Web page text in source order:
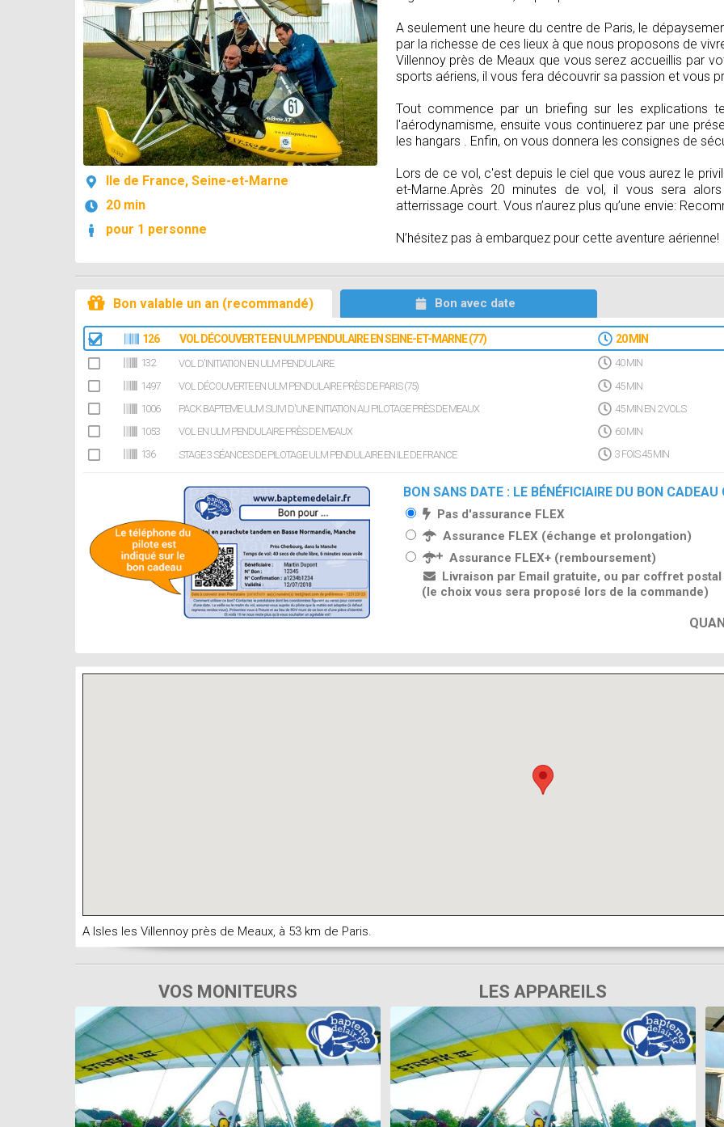
Ile de France, Seine-et-Marne
20 min
pour 1 personne
A seulement une heure du centre de Paris, le
par la richesse de ces lieux à que nous proposons de
Villennoy près de Meaux que vous serez accueillis par
sports aériens, il vous fera découvrir sa passion et vous
Tout commence par un briefing sur les explications
l'aérodynamisme, ensuite vous continuerez par une
les hangars . Enfin, on vous donnera les consignes de
Lors de ce vol, c'est depuis le ciel que vous aurez le
et-Marne.Après 20 minutes de vol, il vous sera
atterrissage court. Vous n’aurez plus qu’une envie:
N’hésitez pas à embarquez pour cette aventure aérienne!
Bon valable un an (recommandé) Bon avec date
126 VOL DÉCOUVERTE EN ULM PENDULAIRE EN SEINE-ET-MARNE (77) 20 MIN
132 VOL D'INITIATION EN ULM PENDULAIRE
40 MIN
1497
VOL DÉCOUVERTE EN ULM PENDULAIRE PRÈS DE PARIS (75)
45 MIN
1006
PACK BAPTEME ULM SUIVI D'UNE INITIATION AU PILOTAGE PRÈS DE MEAUX
45 MIN EN 2 VOLS
1053
VOL EN ULM PENDULAIRE PRÈS DE MEAUX
60 MIN
136
STAGE 3 SÉANCES DE PILOTAGE ULM PENDULAIRE EN ILE DE FRANCE 3 FOIS 45 MIN
BON SANS DATE : LE BÉNÉFICIAIRE DU BON
Pas d'assurance FLEX
Assurance FLEX (échange et prolongation)
Assurance FLEX+ (remboursement)
Livraison par Email gratuite, ou par coffret
(le choix vous sera proposé lors de la commande)
A Isles les Villennoy près de Meaux, à 53 km de Paris.
VOS MONITEURS LES APPAREILS